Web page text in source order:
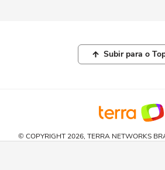
Subir para o
© COPYRIGHT 2026, TERRA NETWORKS